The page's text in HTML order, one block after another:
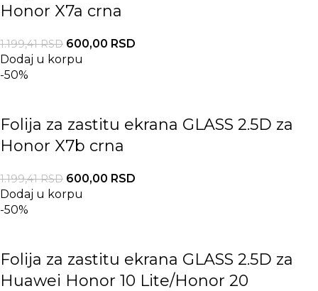
Honor X7a crna
1.199,41RSD 600,00 RSD
Dodaj u korpu
-50%
Folija za zastitu ekrana GLASS 2.5D za
Honor X7b crna
1.199,41RSD 600,00 RSD
Dodaj u korpu
-50%
Folija za zastitu ekrana GLASS 2.5D za
Huawei Honor 10 Lite/Honor 20